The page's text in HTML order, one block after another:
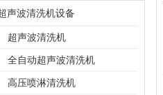
声波清洗机设备
超声波清洗机
全自动超声波清洗机
高压喷淋清洗机